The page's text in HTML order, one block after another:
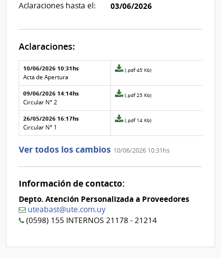
Aclaraciones hasta el: 03/06/2026
Aclaraciones:
Aclaraciones del llamado
Fecha y
texto de
la
aclaración
Archivo
de la
aclaración
10/06/2026 10:31hs
Acta de Apertura
Archivo
de
la
Nº
2
(.pdf 45 Kb)
09/06/2026 14:14hs
Circular N° 2
Archivo
de
la
Nº
(.pdf 25 Kb)
26/05/2026 16:17hs
Circular N° 1
Archivo
de
aclaración
0
(.pdf 14 Kb)
Ver todos los cambios 10/06/2026 10:31hs
Información de contacto:
Depto. Atención Personalizada a Proveedores
uteabast@ute.com.uy
(0598) 155 INTERNOS 21178 - 21214